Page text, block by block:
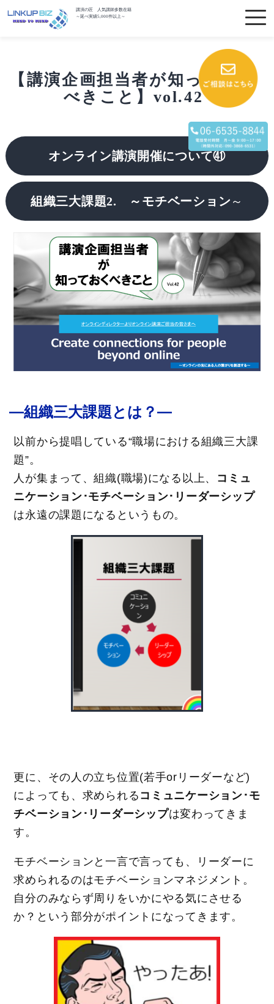
講演の匠 人気講師多数在籍
～延べ実績5,000件以上～
【講演企画担当者が知っておく
べきこと】vol.42
オンライン講演開催について㊶
組織三大課題2. ～モチベーション ～
―組織三大課題とは？―
以前から提唱している“職場における組織三大課
題”。
人が集まって、組織(職場)になる以上、 コミュ
ニケーション･モチベーション･リーダーシップ
は永遠の課題になるというもの。
更に、その人の立ち位置(若手orリーダーなど)
によっても、求められる コミュニケーション･モ
チベーション･リーダーシップは変わってきま
す。
モチベーションと一言で言っても、リーダーに
求められるのはモチベーションマネジメント。
自分のみならず周りをいかにやる気にさせる
か？という部分がポイントになってきます。